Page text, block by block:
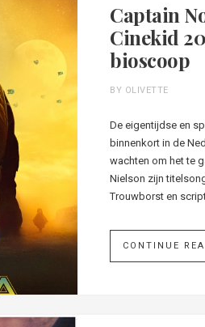
Captain
Cinekid
bioscoop
BY OLIVETTE
De eigentijdse en
binnenkort in de
wachten om het te
Nielson zijn
Trouwborst en
CONTINUE